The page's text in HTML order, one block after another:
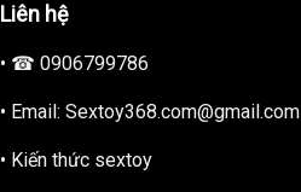
Liên hệ
• ☎ 0906799786
• Email: Sextoy368.com@gmail.com
• Kiến thức sextoy